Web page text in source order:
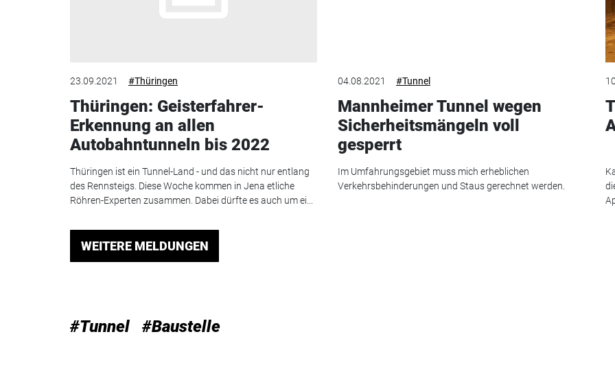
23.09.2021 #Thüringen
Thüringen: Geisterfahrer-
Erkennung an allen
Autobahntunneln bis 2022
Thüringen ist ein Tunnel-Land - und das nicht nur entlang
des Rennsteigs. Diese Woche kommen in Jena etliche
Röhren-Experten zusammen. Dabei dürfte es auch um ei...
04.08.2021 #Tunnel
Mannheimer Tunnel wegen
Sicherheitsmängeln voll
gesperrt
Im Umfahrungsgebiet muss mich erheblichen
Verkehrsbehinderungen und Staus gerechnet werden.
WEITERE MELDUNGEN
#Tunnel #Baustelle